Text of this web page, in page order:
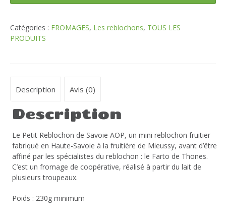
reblochon
Savoie
AOP
Catégories : FROMAGES, Les reblochons, TOUS LES
PRODUITS
Description Avis (0)
Description
Le Petit Reblochon de Savoie AOP, un mini reblochon fruitier
fabriqué en Haute-Savoie à la fruitière de Mieussy, avant d’être
affiné par les spécialistes du reblochon : le Farto de Thones.
C’est un fromage de coopérative, réalisé à partir du lait de
plusieurs troupeaux.
Poids : 230g minimum